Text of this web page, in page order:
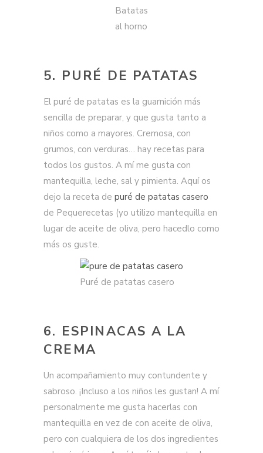
Batatas
al horno
5. PURÉ DE PATATAS
El puré de patatas es la guarnición más
sencilla de preparar, y que gusta tanto a
niños como a mayores. Cremosa, con
grumos, con verduras… hay recetas para
todos los gustos. A mí me gusta con
mantequilla, leche, sal y pimienta. Aquí os
dejo la receta de puré de patatas casero
de Pequerecetas (yo utilizo mantequilla en
lugar de aceite de oliva, pero hacedlo como
más os guste.
Puré de patatas casero
6. ESPINACAS A LA
CREMA
Un acompañamiento muy contundente y
sabroso. ¡Incluso a los niños les gustan! A mí
personalmente me gusta hacerlas con
mantequilla en vez de con aceite de oliva,
pero con cualquiera de los dos ingredientes